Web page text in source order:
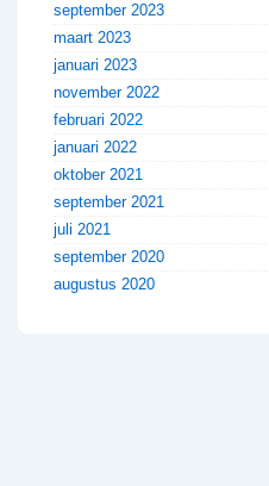
september 2023
maart 2023
januari 2023
november 2022
februari 2022
januari 2022
oktober 2021
september 2021
juli 2021
september 2020
augustus 2020